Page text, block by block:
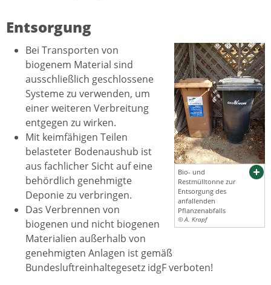
Entsorgung
Bio- und
Restmülltonne zur
Entsorgung des
anfallenden
Pflanzenabfalls
© A. Krapf
Bei Transporten von
biogenem Material sind
ausschließlich geschlossene
Systeme zu verwenden, um
einer weiteren Verbreitung
entgegen zu wirken.
Mit keimfähigen Teilen
belasteter Bodenaushub ist
aus fachlicher Sicht auf eine
behördlich genehmigte
Deponie zu verbringen.
Das Verbrennen von
biogenen und nicht biogenen
Materialien außerhalb von
genehmigten Anlagen ist gemäß
Bundesluftreinhaltegesetz idgF verboten!